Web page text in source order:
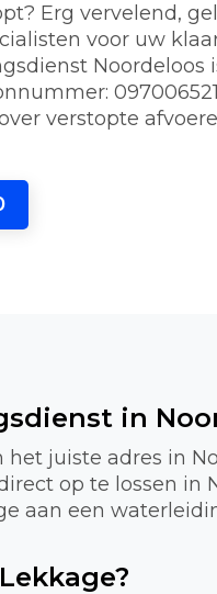
Erg vervelend,
voor uw
Noordeloos
verstopte
in
juiste adres in
op te lossen in
aan een